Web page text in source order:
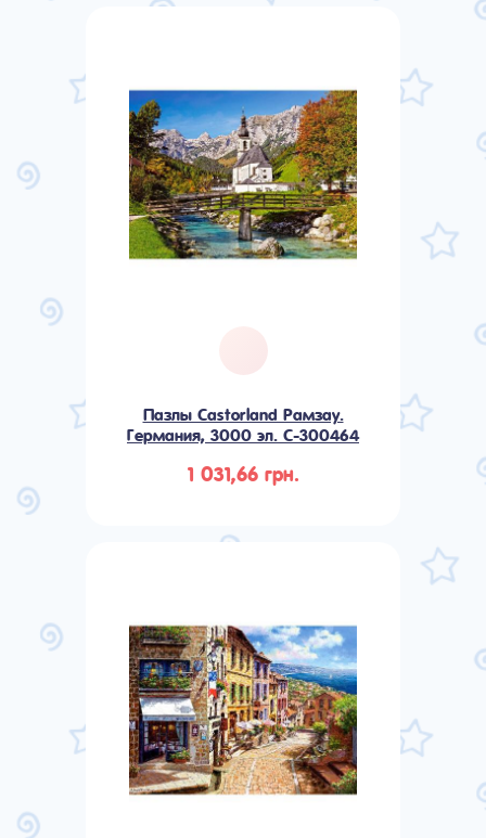
Пазлы Castorland Рамзау.
Германия, 3000 эл. C-300464
1 031,66 грн.